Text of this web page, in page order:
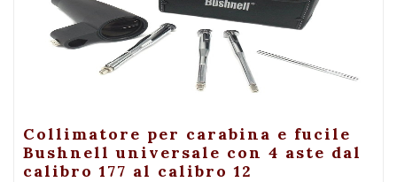
+ Visualizza
Collimatore per carabina e fucile
Bushnell universale con 4 aste dal
calibro 177 al calibro 12